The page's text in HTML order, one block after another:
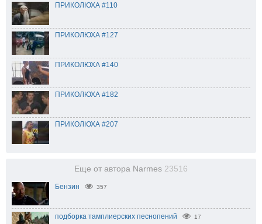
ПРИКОЛЮХА #110
ПРИКОЛЮХА #127
ПРИКОЛЮХА #140
ПРИКОЛЮХА #182
ПРИКОЛЮХА #207
Еще от автора Narmes 23516
Бензин 357
подборка тамплиерских песнопений 17